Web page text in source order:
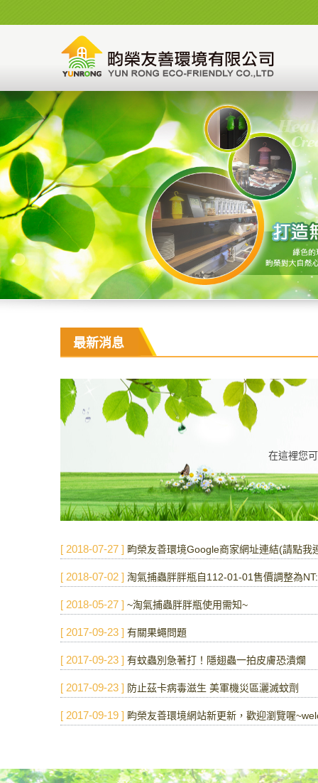
最新消息
在這裡您
[ 2018-07-27 ] 畇榮友善環境Google商家網址連結(請點我
[ 2018-07-02 ] 淘氣捕蟲胖胖瓶自112-01-01售價調整為
[ 2018-05-27 ] ~淘氣捕蟲胖胖瓶使用需知~
[ 2017-09-23 ] 有關果蠅問題
[ 2017-09-23 ] 有蚊蟲別急著打！隱翅蟲一拍皮膚恐潰爛
[ 2017-09-23 ] 防止茲卡病毒滋生 美軍機災區灑滅蚊劑
[ 2017-09-19 ] 畇榮友善環境網站新更新，歡迎瀏覽喔